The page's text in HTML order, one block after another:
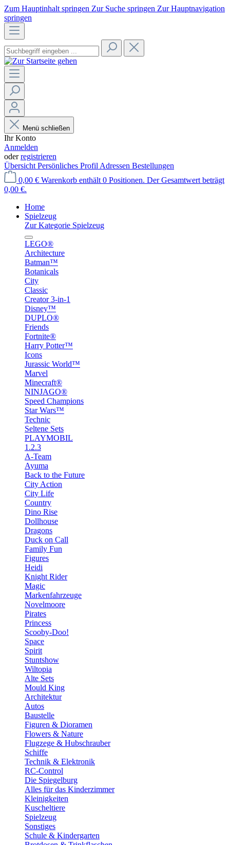
Zum Hauptinhalt springen Zur Suche springen Zur Hauptnavigation
springen
Menü schließen
Ihr Konto
Anmelden
oderregistrieren
Übersicht Persönliches Profil Adressen Bestellungen
0,00 € Warenkorb enthält 0 Positionen. Der Gesamtwert beträgt
0,00 €.
Home
Spielzeug
Zur Kategorie Spielzeug
LEGO®
Architecture
Batman™
Botanicals
City
Classic
Creator 3-in-1
Disney™
DUPLO®
Friends
Fortnite®
Harry Potter™
Icons
Jurassic World™
Marvel
Minecraft®
NINJAGO®
Speed Champions
Star Wars™
Technic
Seltene Sets
PLAYMOBIL
1.2.3
A-Team
Ayuma
Back to the Future
City Action
City Life
Country
Dino Rise
Dollhouse
Dragons
Duck on Call
Family Fun
Figures
Heidi
Knight Rider
Magic
Markenfahrzeuge
Novelmoore
Pirates
Princess
Scooby-Doo!
Space
Spirit
Stuntshow
Wiltopia
Alte Sets
Mould King
Architektur
Autos
Baustelle
Figuren & Dioramen
Flowers & Nature
Flugzege & Hubschrauber
Schiffe
Technik & Elektronik
RC-Control
Die Spiegelburg
Alles für das Kinderzimmer
Kleinigkeiten
Kuscheltiere
Spielzeug
Sonstiges
Schule & Kindergarten